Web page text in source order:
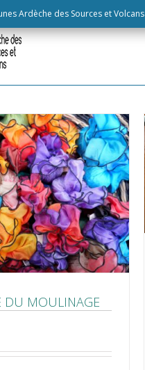
Ardèche des Sources et Volcans
DU MOULINAGE